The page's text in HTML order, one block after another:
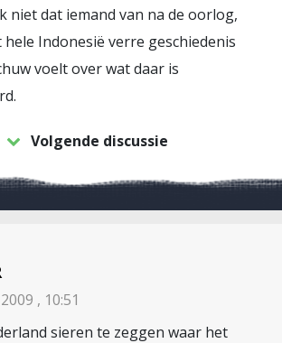
niet dat iemand van na de oorlog,
Indonesië verre geschiedenis
voelt over wat daar is
Volgende discussie
, 10:51
sieren te zeggen waar het